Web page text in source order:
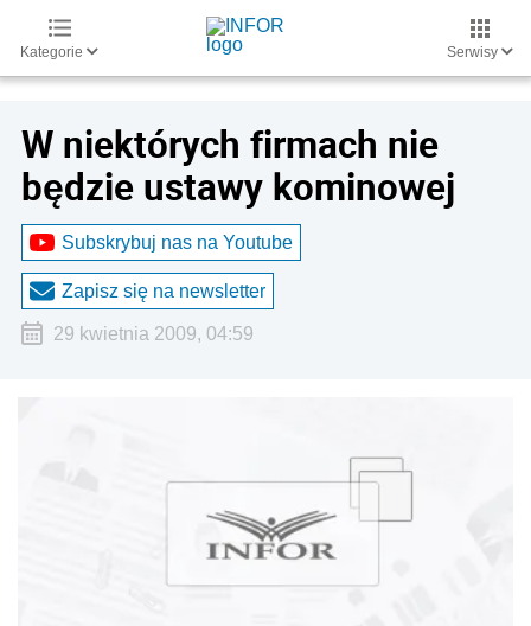
Kategorie Serwisy
W niektórych firmach nie
będzie ustawy kominowej
Subskrybuj nas na Youtube
Zapisz się na newsletter
29 kwietnia 2009, 04:59